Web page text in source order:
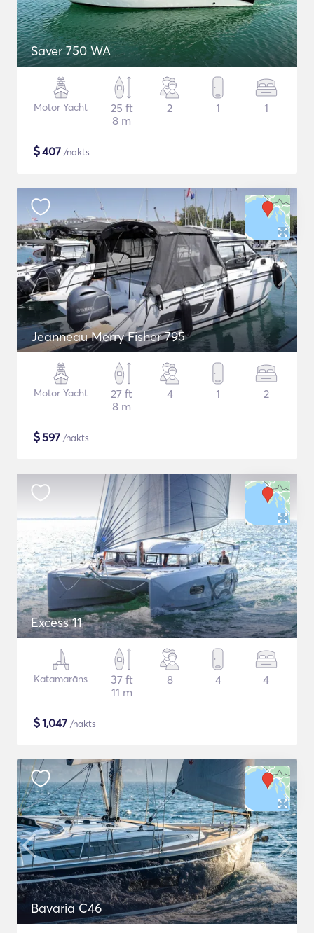
Saver 750 WA
Motor Yacht
25 ft
8 m
2 1 1
$407 /nakts
Jeanneau Merry Fisher 795
Motor Yacht
27 ft
8 m
4 1 2
$597 /nakts
Excess 11
Katamarāns
37 ft
11 m
8 4 4
$1,047 /nakts
Bavaria C46